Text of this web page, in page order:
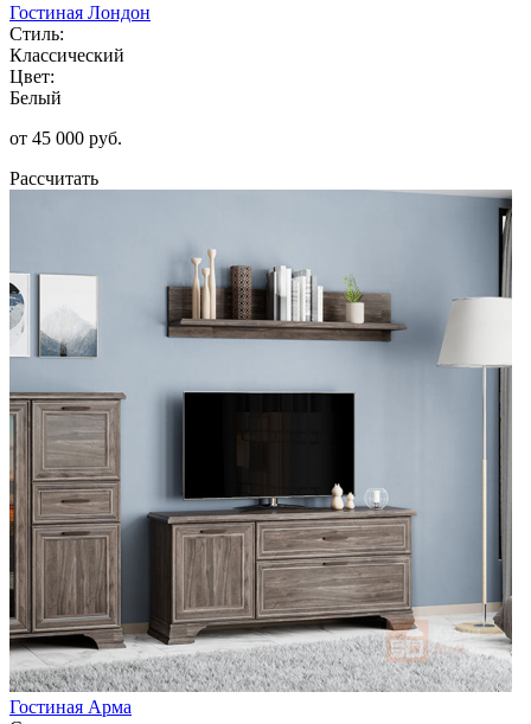
Гостиная Лондон
Стиль:
Классический
Цвет:
Белый
от 45 000 руб.
Рассчитать
Гостиная Арма